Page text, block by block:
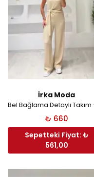
İrka Moda
₺ 660
Sepetteki Fiyat: ₺
561,00